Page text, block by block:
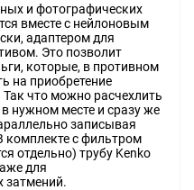
и фотографических
вместе с нейлоновым
адаптером для
Это позволит
которые, в противном
на приобретение
что можно расчехлить
нужном месте и сразу же
записывая
комплекте с фильтром
отдельно) трубу Kenko
для
затмений.